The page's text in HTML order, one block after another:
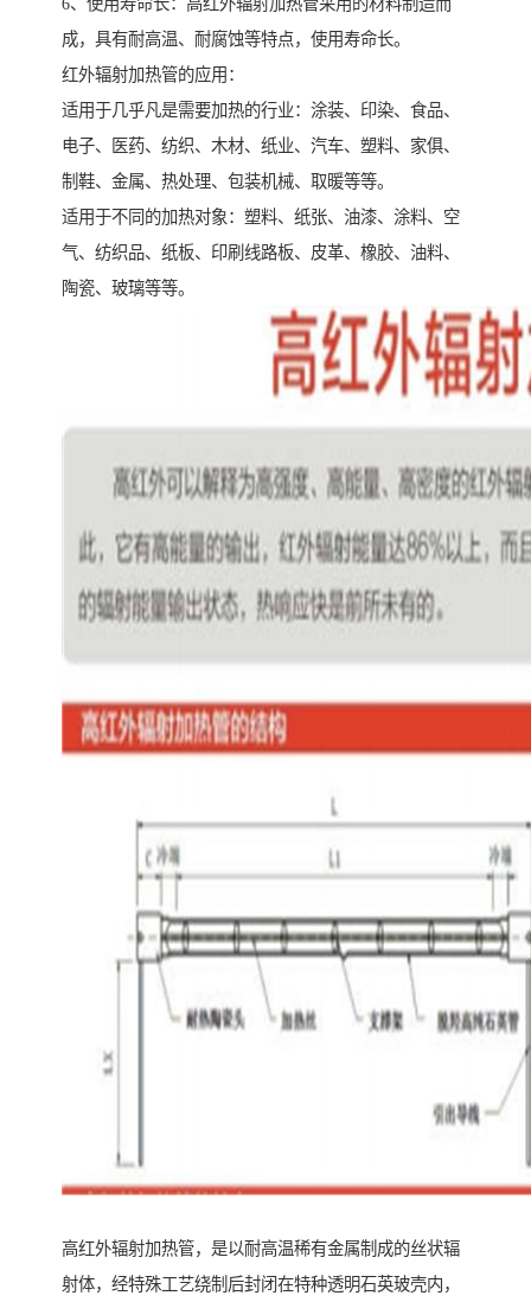
6、使用寿命长：高红外辐射加热管采用的材料制造而
成，具有耐高温、耐腐蚀等特点，使用寿命长。
红外辐射加热管的应用：
适用于几乎凡是需要加热的行业：涂装、印染、食品、
电子、医药、纺织、木材、纸业、汽车、塑料、家俱、
制鞋、金属、热处理、包装机械、取暖等等。
适用于不同的加热对象：塑料、纸张、油漆、涂料、空
气、纺织品、纸板、印刷线路板、皮革、橡胶、油料、
陶瓷、玻璃等等。
高红外辐射加热管，是以耐高温稀有金属制成的丝状辐
射体，经特殊工艺绕制后封闭在特种透明石英玻壳内，